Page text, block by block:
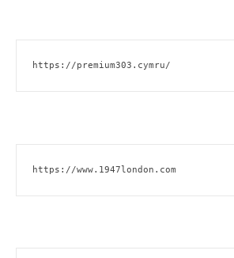
https://premium303.cymru/
https://www.1947london.com